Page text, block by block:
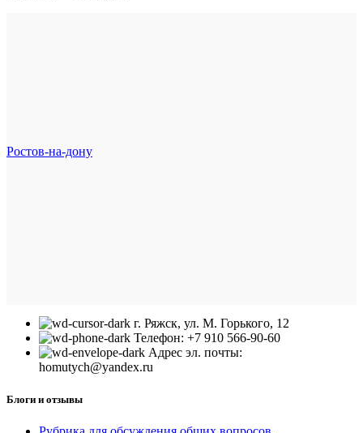
Ростов-на-дону
г. Ряжск, ул. М. Горького, 12
Телефон: +7 910 566-90-60
Адрес эл. почты:
homutych@yandex.ru
Блоги и отзывы